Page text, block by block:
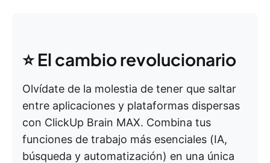
⭐ El cambio revolucionario
Olvídate de la molestia de tener que saltar
entre aplicaciones y plataformas dispersas
con ClickUp Brain MAX. Combina tus
funciones de trabajo más esenciales (IA,
búsqueda y automatización) en una única